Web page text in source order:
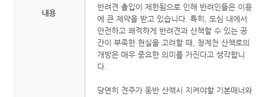
내용
반려견 출입이 제한됨으로 인해 반려인들은 이용
에 큰 제약을 받고 있습니다. 특히, 도심 내에서
안전하고 쾌적하게 반려견과 산책할 수 있는 공
간이 부족한 현실을 고려할 때, 청계천 산책로의
개방은 매우 중요한 의미를 가진다고 생각합니
다.
당연히 견주가 동반 산책시 지켜야할 기본매너와